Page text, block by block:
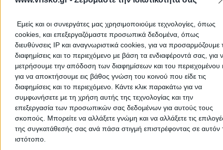
Εμείς και οι συνεργάτες μας χρησιμοποιούμε τεχνολογίες, όπως
cookies, και επεξεργαζόμαστε προσωπικά δεδομένα, όπως
διευθύνσεις IP και αναγνωριστικά cookies, για να προσαρμόζουμε
διαφημίσεις και το περιεχόμενο με βάση τα ενδιαφέροντά σας, για
μετρήσουμε την απόδοση των διαφημίσεων και του περιεχομένου
για να αποκτήσουμε εις βάθος γνώση του κοινού που είδε τις
διαφημίσεις και το περιεχόμενο. Κάντε κλικ παρακάτω για να
συμφωνήσετε με τη χρήση αυτής της τεχνολογίας και την
επεξεργασία των προσωπικών σας δεδομένων για αυτούς τους
σκοπούς. Μπορείτε να αλλάξετε γνώμη και να αλλάξετε τις
της συγκατάθεσής σας ανά πάσα στιγμή επιστρέφοντας σε αυτόν
ιστότοπο.
Ιούλιος
Αύγουστος
Σεπτέμβριος
Οκτώβριος
Νοέμβριος
Δεκέμβριος
Προσθήκη Αξιολόγησης